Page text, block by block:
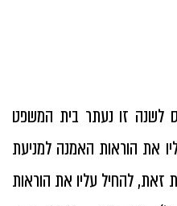
לשנה זו נעתר בית המשפט
את הוראות האמנה למניעת
זאת, להחיל עליו את הוראות